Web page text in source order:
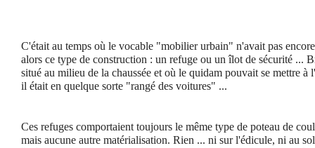
C'était au temps où le vocable "mobilier urbain" n'avait pas
alors ce type de construction : un refuge ou un îlot de sécurité ...
situé au milieu de la chaussée et où le quidam pouvait se mettre
il était en quelque sorte "rangé des voitures" ...
Ces refuges comportaient toujours le même type de poteau de
mais aucune autre matérialisation. Rien ... ni sur l'édicule, ni au